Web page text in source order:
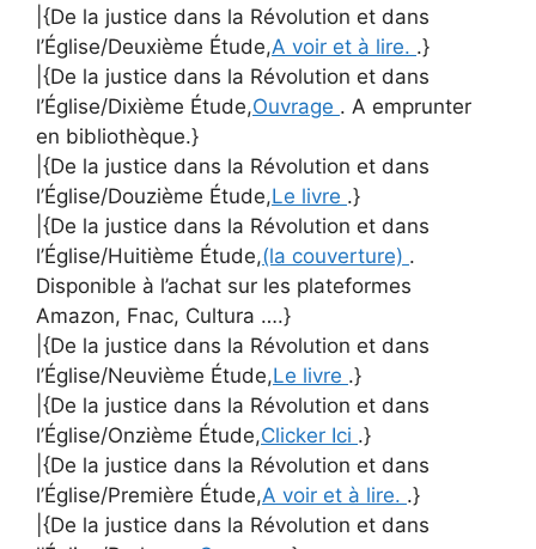
|{De la justice dans la Révolution et dans
l’Église/Deuxième Étude,A voir et à lire. .}
|{De la justice dans la Révolution et dans
l’Église/Dixième Étude,Ouvrage . A emprunter
en bibliothèque.}
|{De la justice dans la Révolution et dans
l’Église/Douzième Étude,Le livre .}
|{De la justice dans la Révolution et dans
l’Église/Huitième Étude,(la couverture) .
Disponible à l’achat sur les plateformes
Amazon, Fnac, Cultura ….}
|{De la justice dans la Révolution et dans
l’Église/Neuvième Étude,Le livre .}
|{De la justice dans la Révolution et dans
l’Église/Onzième Étude,Clicker Ici .}
|{De la justice dans la Révolution et dans
l’Église/Première Étude,A voir et à lire. .}
|{De la justice dans la Révolution et dans